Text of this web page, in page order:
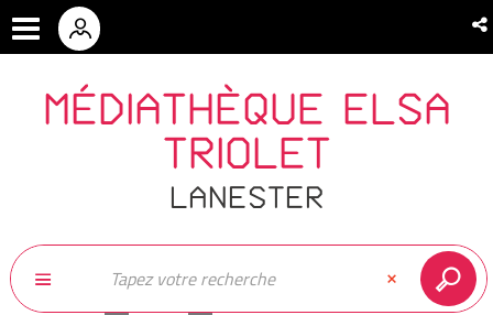
MÉDIATHÈQUE ELSA
TRIOLET
LANESTER